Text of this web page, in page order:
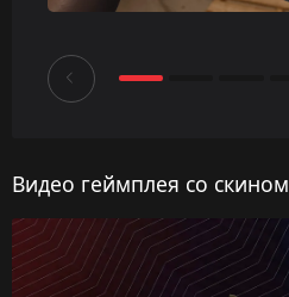
Видео геймплея со скином